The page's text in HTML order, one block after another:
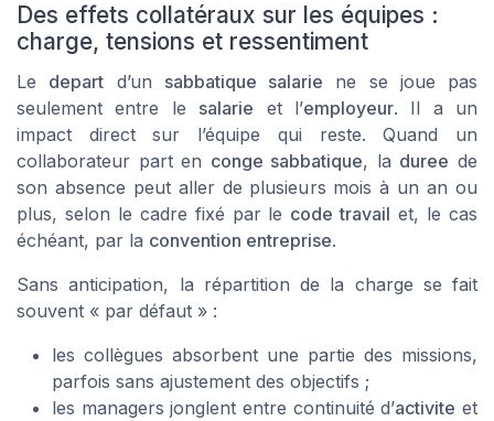
Des effets collatéraux sur les équipes :
charge, tensions et ressentiment
Le depart d’un sabbatique salarie ne se joue pas
seulement entre le salarie et l’employeur. Il a un
impact direct sur l’équipe qui reste. Quand un
collaborateur part en conge sabbatique, la duree de
son absence peut aller de plusieurs mois à un an ou
plus, selon le cadre fixé par le code travail et, le cas
échéant, par la convention entreprise.
Sans anticipation, la répartition de la charge se fait
souvent « par défaut » :
les collègues absorbent une partie des missions,
parfois sans ajustement des objectifs ;
les managers jonglent entre continuité d’activite et